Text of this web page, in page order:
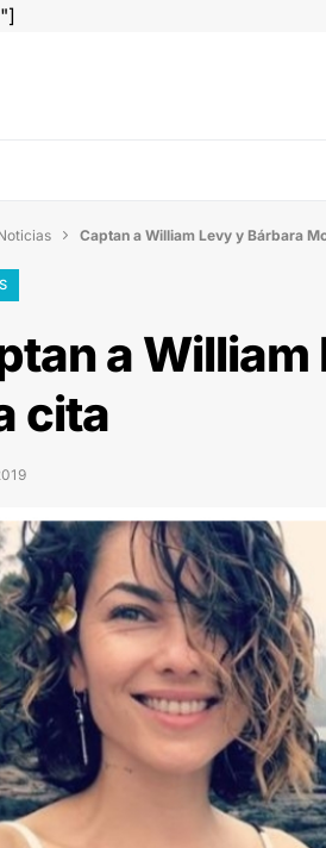
 Captan a William Levy y Bárbara
a
cita